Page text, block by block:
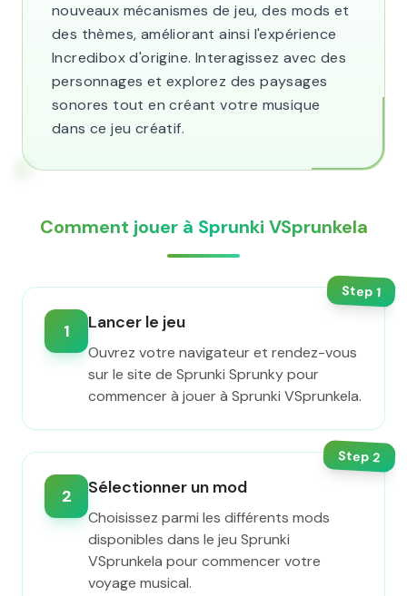
nouveaux mécanismes de jeu, des mods et
des thèmes, améliorant ainsi l'expérience
Incredibox d'origine. Interagissez avec des
personnages et explorez des paysages
sonores tout en créant votre musique
dans ce jeu créatif.
Comment jouer à Sprunki VSprunkela
Step1
1 Lancer le jeu
Ouvrez votre navigateur et rendez-vous
sur le site de Sprunki Sprunky pour
commencer à jouer à Sprunki VSprunkela.
Step2
2 Sélectionner un mod
Choisissez parmi les différents mods
disponibles dans le jeu Sprunki
VSprunkela pour commencer votre
voyage musical.